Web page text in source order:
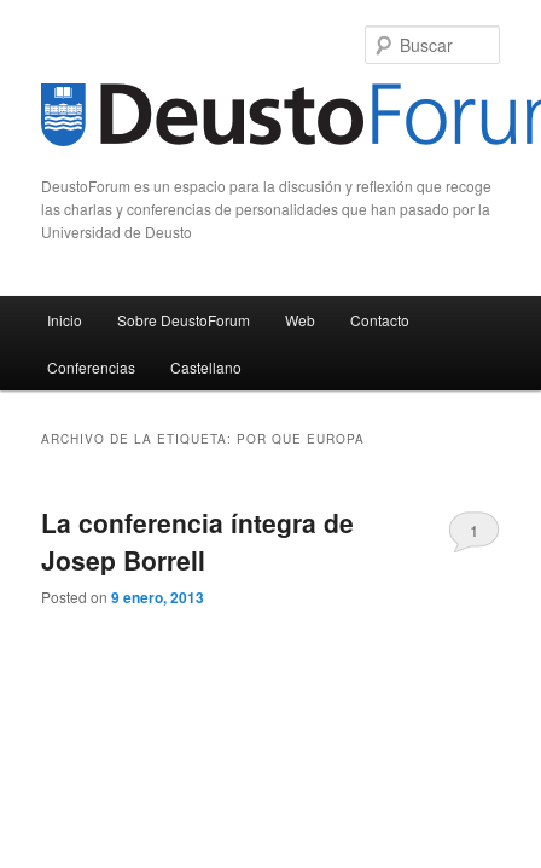
DeustoForum es un espacio para la discusión y reflexión que recoge
las charlas y conferencias de personalidades que han pasado por la
Universidad de Deusto
Ir al contenido principal
Ir al contenido secundario
Inicio Sobre DeustoForum Web Contacto
Conferencias Castellano
ARCHIVO DE LA ETIQUETA: POR QUE EUROPA
La conferencia íntegra de
Josep Borrell
Posted on9 enero, 2013
1